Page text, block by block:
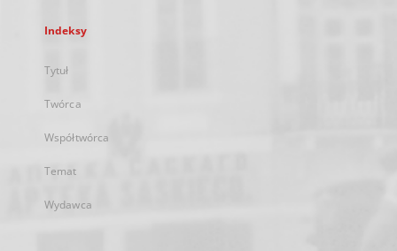
Indeksy
Tytuł
Twórca
Współtwórca
Temat
Wydawca